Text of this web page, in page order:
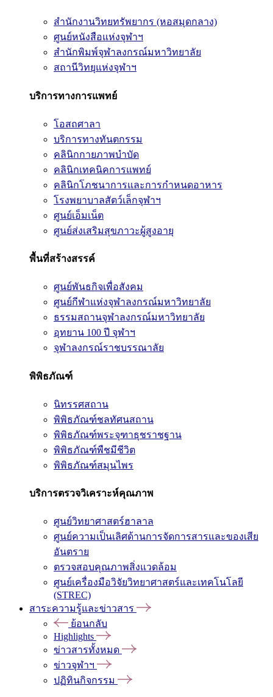
สำนักงานวิทยทรัพยากร (หอสมุดกลาง)
ศูนย์หนังสือแห่งจุฬาฯ
สำนักพิมพ์จุฬาลงกรณ์มหาวิทยาลัย
สถานีวิทยุแห่งจุฬาฯ
บริการทางการแพทย์
โอสถศาลา
บริการทางทันตกรรม
คลินิกกายภาพบำบัด
คลินิกเทคนิคการแพทย์
คลินิกโภชนาการและการกำหนดอาหาร
โรงพยาบาลสัตว์เล็กจุฬาฯ
ศูนย์เอ็มเน็ต
ศูนย์ส่งเสริมสุขภาวะผู้สูงอายุ
พื้นที่สร้างสรรค์
ศูนย์พันธกิจเพื่อสังคม
ศูนย์กีฬาแห่งจุฬาลงกรณ์มหาวิทยาลัย
ธรรมสถานจุฬาลงกรณ์มหาวิทยาลัย
อุทยาน 100 ปี จุฬาฯ
จุฬาลงกรณ์ราชบรรณาลัย
พิพิธภัณฑ์
นิทรรศสถาน
พิพิธภัณฑ์ชลทัศนสถาน
พิพิธภัณฑ์พระจุฑาธุชราชฐาน
พิพิธภัณฑ์พืชมีชีวิต
พิพิธภัณฑ์สมุนไพร
บริการตรวจวิเคราะห์คุณภาพ
ศูนย์วิทยาศาสตร์ฮาลาล
ศูนย์ความเป็นเลิศด้านการจัดการสารและของเสีย
อันตราย
ตรวจสอบคุณภาพสิ่งแวดล้อม
ศูนย์เครื่องมือวิจัยวิทยาศาสตร์และเทคโนโลยี
(STREC)
สาระความรู้และข่าวสาร
ย้อนกลับ
Highlights
ข่าวสารทั้งหมด
ข่าวจุฬาฯ
ปฏิทินกิจกรรม